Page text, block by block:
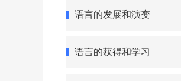
语言的发展和演变
语言的获得和学习